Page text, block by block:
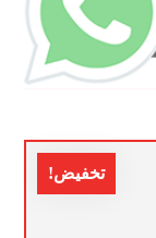
تخفيض!